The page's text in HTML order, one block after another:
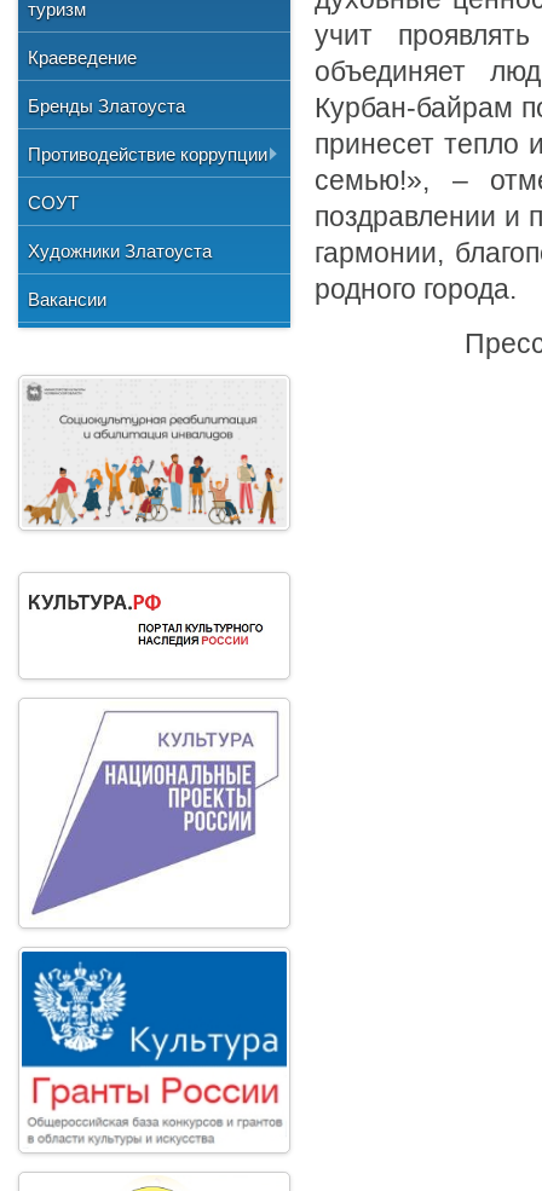
учит
объединяет
Курбан-байрам
принесет тепло
семью!», –
поздравлении и
гармонии,
родного города.
Учетная политика
и отдыха
№3"
"Детская школа искусств №1"
"Детская школа искусств №3"
Городской методический совет
Национальные культурные
центры
Литературное объединение
"Мартен"
Профсоюзная организация
обслуживания
Нормативно-правовая база
Фото
Видео
туризм
Краеведение
Бренды Златоуста
Противодействие коррупции
Документы
Сведения о доходах
Формы документов
СОУТ
Художники Златоуста
Вакансии